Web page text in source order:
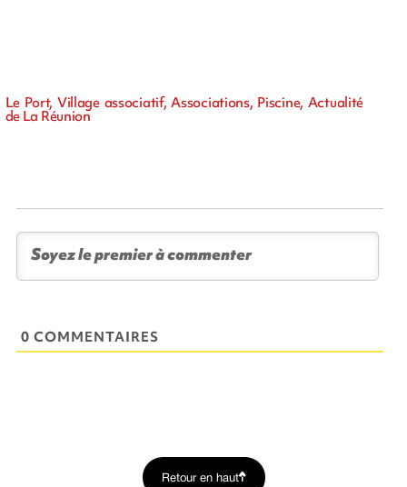
Le Port, Village associatif, Associations, Piscine, Actualité
de La Réunion
0 COMMENTAIRES
Retour en haut